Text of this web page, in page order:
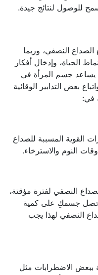
للوصول لنتائج جيدة.
النصفي، وربما
الحياة، وإدخال أفكار
يساعد جسم المرأة في
بعض التدابير الوقائية
في:
القوية المسببة للصداع
النوم والاسترخاء.
النصفي لفترة مؤقتة،
جسمكِ على كمية
النصفي لهذا يجب
ببعض الاضطرابات مثل